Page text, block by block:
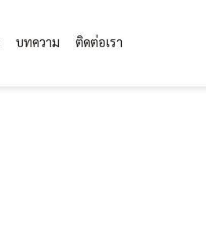
บทความ ติดต่อเรา